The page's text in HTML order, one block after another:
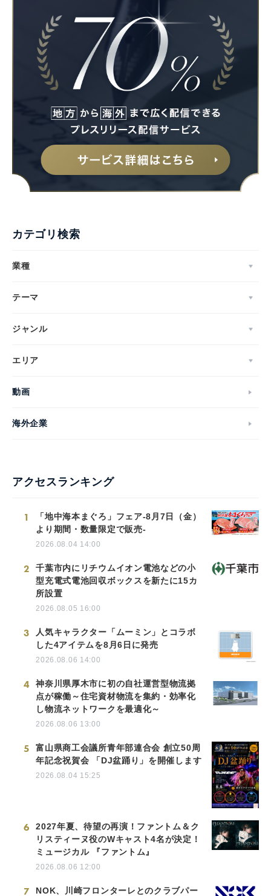
カテゴリ検索
業種
テーマ
ジャンル
エリア
動画
海外企業
アクセスランキング
1
「地中海本まぐろ」フェア-8月7日（金）
より期間・数量限定で販売-
2026.08.04 14:00
2
千葉市内にリチウムイオン電池などの小
型充電式電池回収ボックスを新たに15カ
所設置
2026.08.05 16:00
3
人気キャラクター「ムーミン」とコラボ
した4アイテムを8月6日に発売
2026.08.06 14:00
4
神奈川県厚木市に初の自社運営型物流拠
点が稼働～住宅資材物流を集約・効率化
し物流ネットワークを最適化～
2026.08.06 13:00
5
富山県商工会議所青年部連合会 創立50周
年記念祝賀会 「DJ盆踊り」を開催します
2026.08.04 15:25
6
2027年夏、待望の再演！ファントム＆ク
リスティーヌ役のWキャスト4名が決定！
ミュージカル 『ファントム』
2026.08.06 12:00
7 NOK、川崎フロンターレとのクラブパー
Japanese
English